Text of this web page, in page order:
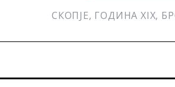
СКОПЈЕ, ГОДИНА XIX,